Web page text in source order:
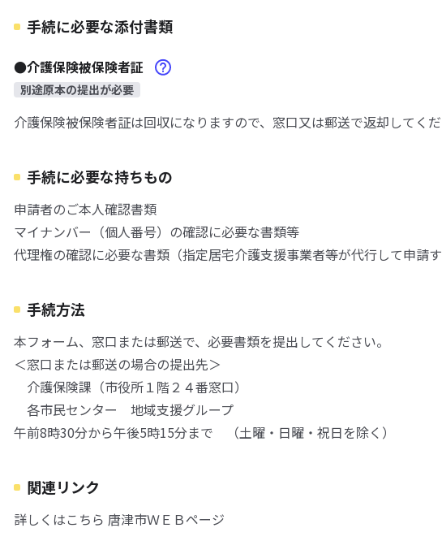
手続に必要な添付書類
●介護保険被保険者証
別途原本の提出が必要
介護保険被保険者証は回収になりますので、窓口又は郵送で返却してく
手続に必要な持ちもの
申請者のご本人確認書類
マイナンバー（個人番号）の確認に必要な書類等
代理権の確認に必要な書類（指定居宅介護支援事業者等が代行して申請
手続方法
本フォーム、窓口または郵送で、必要書類を提出してください。
＜窓口または郵送の場合の提出先＞
介護保険課（市役所１階２４番窓口）
各市民センター 地域支援グループ
午前8時30分から午後5時15分まで （土曜・日曜・祝日を除く）
関連リンク
詳しくはこちら 唐津市ＷＥＢページ